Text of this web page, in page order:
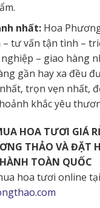
nhất:Hoa
– tư vấn tận tình –
– giao hàng
gần hay xa đều
trọn vẹn nhất,
khắc yêu
HOA TƯƠI GIÁ
THẢO VÀ ĐẶT
TOÀN QUỐC
hoa tươi online tại